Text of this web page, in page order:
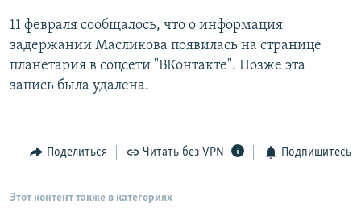
11 февраля сообщалось, что о информация
задержании Масликова появилась на странице
планетария в соцсети "ВКонтакте". Позже эта
запись была удалена.
Поделиться Читать без VPN Подпишитесь
Этот контент также в категориях